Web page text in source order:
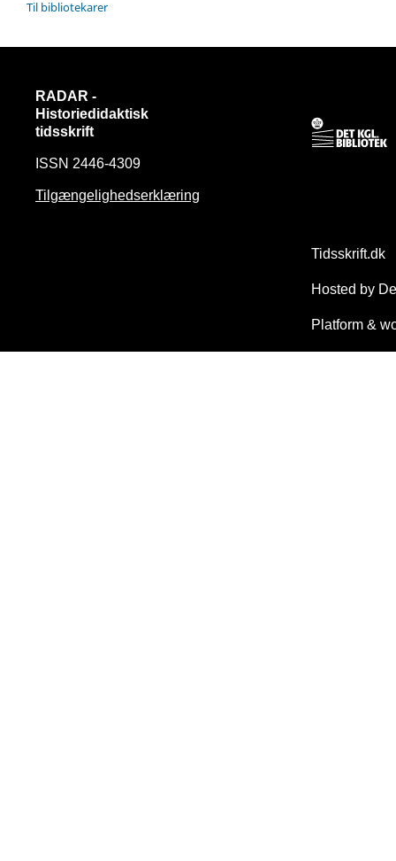
Til bibliotekarer
RADAR -
Historiedidaktisk
tidsskrift
ISSN 2446-4309
Tilgængelighedserklæring